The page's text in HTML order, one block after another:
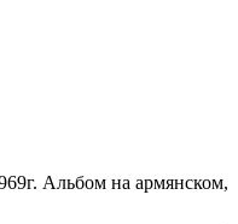
Альбом на армянском,